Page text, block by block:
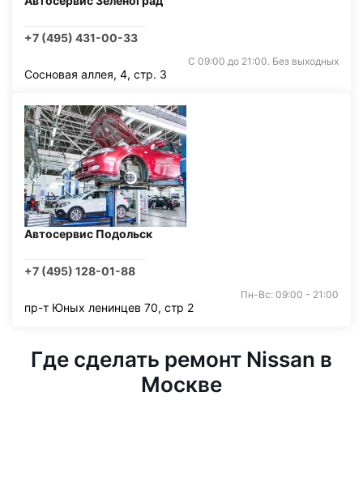
+7 (495) 431-00-33
С 09:00 до 21:00. Без выходных
Сосновая аллея, 4, стр. 3
Автосервис Подольск
+7 (495) 128-01-88
Пн-Вс: 09:00 - 21:00
пр-т Юных ленинцев 70, стр 2
Где сделать ремонт Nissan в
Москве